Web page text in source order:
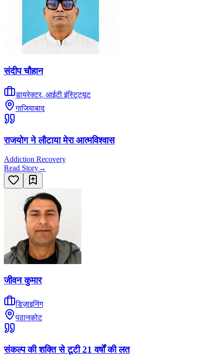
संदीप चौहान
डायरेक्टर, आईटी इंस्टिट्यूट
गाजियाबाद
राजयोग ने लौटाया मेरा आत्मविश्वास
Addiction Recovery
Read Story→
जीवन कुमार
डिज़ाइनिंग
पठानकोट
संकल्प की शक्ति से टूटी 21 वर्षों की लत